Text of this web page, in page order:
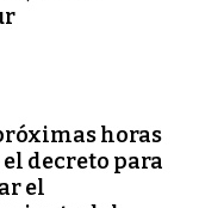
horas
decreto para
el